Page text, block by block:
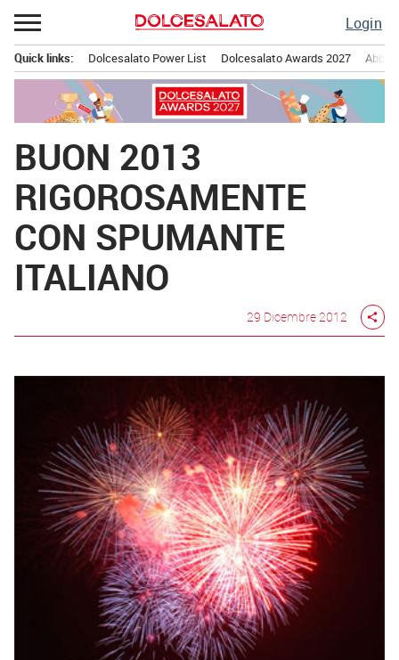
Passa
al
contenuto
Login
principale
Quick links: Dolcesalato Power List Dolcesalato Awards 2027
BUON 2013
RIGOROSAMENTE
CON SPUMANTE
ITALIANO
29 Dicembre 2012 share